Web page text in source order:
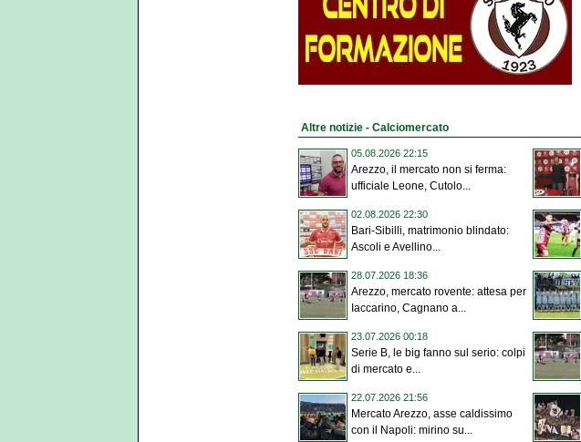
Altre notizie - Calciomercato
05.08.2026 22:15
Arezzo, il mercato non si ferma:
ufficiale Leone, Cutolo...
02.08.2026 22:30
Bari-Sibilli, matrimonio blindato:
Ascoli e Avellino...
28.07.2026 18:36
Arezzo, mercato rovente: attesa per
Iaccarino, Cagnano a...
23.07.2026 00:18
Serie B, le big fanno sul serio: colpi
di mercato e...
22.07.2026 21:56
Mercato Arezzo, asse caldissimo
con il Napoli: mirino su...